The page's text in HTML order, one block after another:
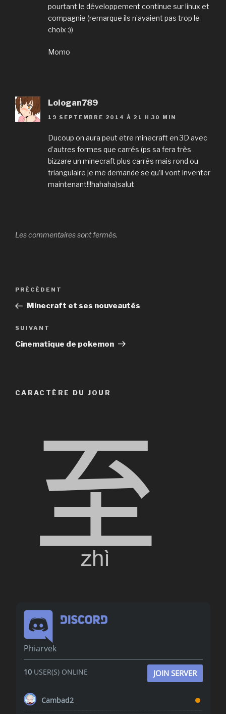
pourtant le développement continue sur linux et
compagnie (remarque ils n’avaient pas trop le
choix :))
Momo
Lologan789
19 SEPTEMBRE 2014 À 21 H 30 MIN
Ducoup on aura peut etre minecraft en 3D avec
d’autres formes que carrés (ps sa fera très
bizzare un minecraft plus carrés mais rond ou
triangulaire je me demande se qu’il vont inventer
maintenant!!!hahaha)salut
Les commentaires sont fermés.
Navigation
l’article
Article
précédent
PRÉCÉDENT
Minecraft et ses nouveautés
Article
suivant
SUIVANT
Cinematique de pokemon
CARACTÈRE DU JOUR
Phiarvek
10USER(S) ONLINE JOIN SERVER
Cambad2